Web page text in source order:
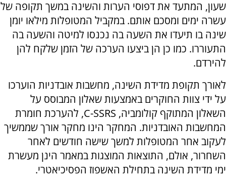
שעון, המתעד את דפוסי הערות והשינה במשך תקופה של
עשרה ימים ומסכם אותם. במקביל המטופלות מילאו יומן
שינה בו תיעדו את השעה בה נכנסו למיטה והשעה בה
התעוררו. כמו כן הן ביצעו הערכה של הזמן שלקח להן
להירדם.
לאורך תקופת מדידת השינה, מחשבות אובדניות הוערכו
על ידי צוות החוקרים באמצעות שאלון המבוסס על
השאלון המתוקף קולומביה, C-SSRS, להערכת חומרת
המחשבות האובדניות. המחקר הינו מחקר אורך שממשיך
לעקוב אחר המטופלות למשך שישה חודשים לאחר
השחרור, אולם, התוצאות המוצגות במאמר הינן מעשרת
ימי מדידת השינה בתחילת האשפוז הפסיכיאטרי.